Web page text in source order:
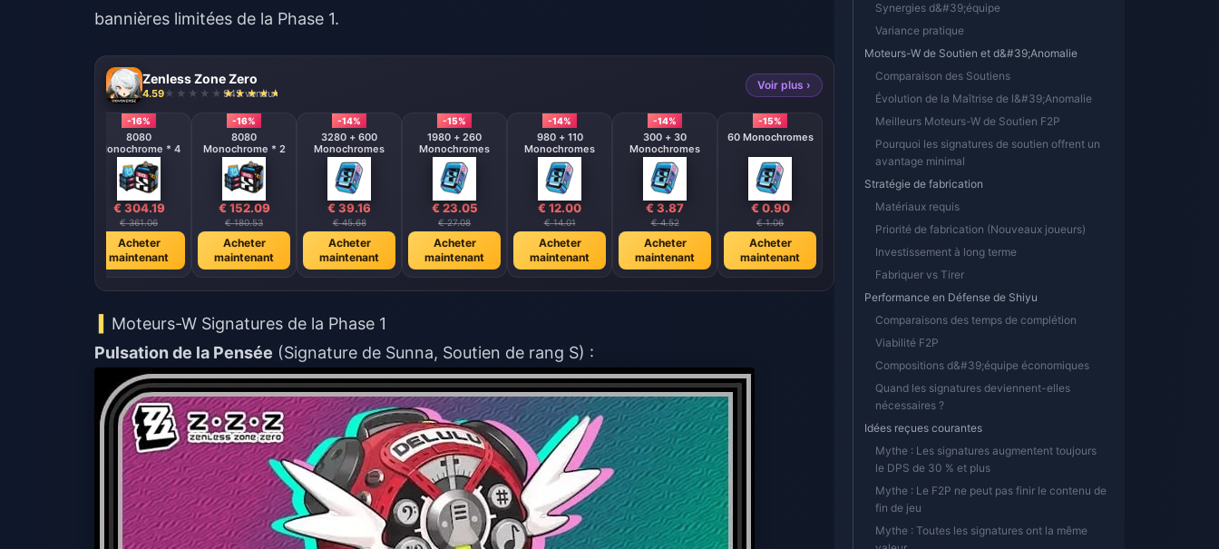
bannières limitées de la Phase 1.
Zenless Zone Zero
4.59 945 vendu
Voir plus ›
-16%
8080
Monochrome * 4
€ 304.19
€ 361.06
Acheter
maintenant
-16%
8080
Monochrome * 2
€ 152.09
€ 180.53
Acheter
maintenant
-14%
3280 + 600
Monochromes
€ 39.16
€ 45.68
Acheter
maintenant
-15%
1980 + 260
Monochromes
€ 23.05
€ 27.08
Acheter
maintenant
-14%
980 + 110
Monochromes
€ 12.00
€ 14.01
Acheter
maintenant
-14%
300 + 30
Monochromes
€ 3.87
€ 4.52
Acheter
maintenant
-15%
60 Monochromes
€ 0.90
€ 1.06
Acheter
maintenant
Moteurs-W Signatures de la Phase 1
Pulsation de la Pensée (Signature de Sunna, Soutien de rang S) :
Synergies d&#39;équipe
Variance pratique
Moteurs-W de Soutien et d&#39;Anomalie
Comparaison des Soutiens
Évolution de la Maîtrise de l&#39;Anomalie
Meilleurs Moteurs-W de Soutien F2P
Pourquoi les signatures de soutien offrent un
avantage minimal
Stratégie de fabrication
Matériaux requis
Priorité de fabrication (Nouveaux joueurs)
Investissement à long terme
Fabriquer vs Tirer
Performance en Défense de Shiyu
Comparaisons des temps de complétion
Viabilité F2P
Compositions d&#39;équipe économiques
Quand les signatures deviennent-elles
nécessaires ?
Idées reçues courantes
Mythe : Les signatures augmentent toujours
le DPS de 30 % et plus
Mythe : Le F2P ne peut pas finir le contenu de
fin de jeu
Mythe : Toutes les signatures ont la même